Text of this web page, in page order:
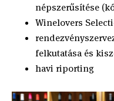
népszerűsítése
Winelovers
felkutatása és
havi riporting